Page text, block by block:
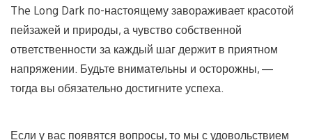
The Long Dark по-настоящему завораживает красотой
пейзажей и природы, а чувство собственной
ответственности за каждый шаг держит в приятном
напряжении. Будьте внимательны и осторожны, —
тогда вы обязательно достигните успеха.
Если у вас появятся вопросы, то мы с удовольствием